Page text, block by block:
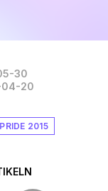
30
04-20
PRIDE 2015